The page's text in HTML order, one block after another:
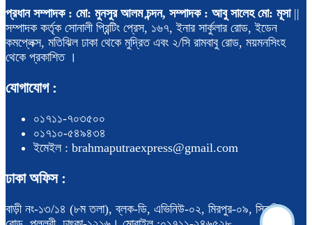
প্রধান সম্পাদক : মো: মুনসুর আলম চন্দন, সম্পাদক : আবু সালেহ মো: মূসা||
সম্পাদক কর্তৃক সোনালী প্রিন্টিং প্রেস, ১৬৭, ইনার সার্কুলার রোড, ইডেন
কমপ্লেক্স, মতিঝিল ঢাকা থেকে মুদ্রিত এবং ২/সি রামবাবু রোড, ময়মনসিংহ
থেকে প্রকাশিত ।
যোগাযোগ :
০১৭১১-৭০৩৫০০
০১৭১০-৫৪৯৪৩৪
ইমেইল : brahmaputraexpress@gmail.com
ঢাকা অফিস :
বাড়ী নং-১৩/১৪ (৮ম তলা), ব্লক-ডি, এভিনিউ-০২, মিরপুর-০৯, সিরামিক